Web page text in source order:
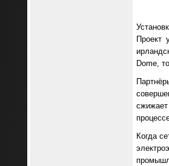
Проект
Dome,
Когда